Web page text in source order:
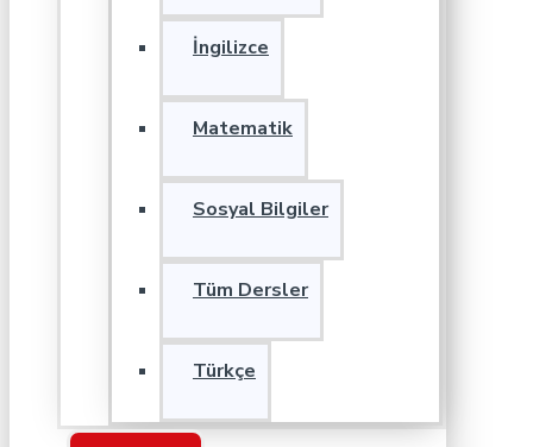
İngilizce
Matematik
Sosyal Bilgiler
Tüm Dersler
Türkçe